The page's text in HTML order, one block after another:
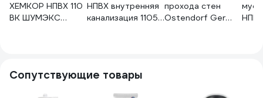
ХЕМКОР НПВХ 110
ВК ШУМЭКС
НПВХ внутренняя
канализация 11050
прохода стен
Ostendorf Ger
Сопутствующие товары